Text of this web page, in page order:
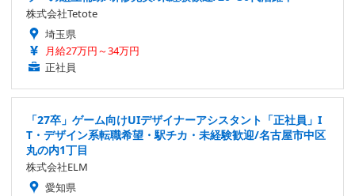
株式会社Tetote
埼玉県
月給27万円～34万円
正社員
「27卒」ゲーム向けUIデザイナーアシスタント「正社員」I
T・デザイン系転職希望・駅チカ・未経験歓迎/名古屋市中区
丸の内1丁目
株式会社ELM
愛知県